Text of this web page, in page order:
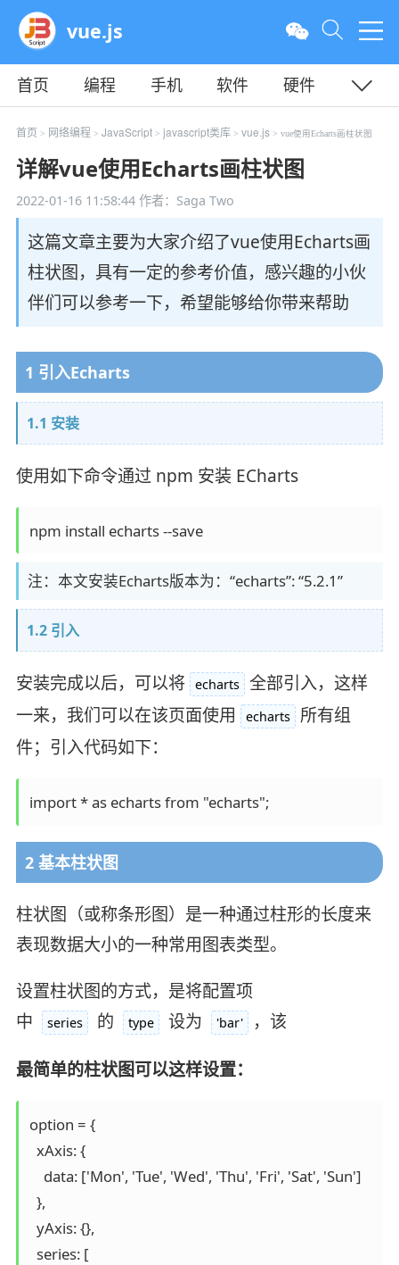
vue.js
首页 编程 手机 软件
硬件
教程
平面 服务器
首页 > 网络编程 > JavaScript> javascript类库> vue.js> vue使用Echarts画柱状图
详解vue使用Echarts画柱状图
2022-01-16 11:58:44作者：Saga Two
这篇文章主要为大家介绍了vue使用Echarts画
柱状图，具有一定的参考价值，感兴趣的小伙
伴们可以参考一下，希望能够给你带来帮助
1 引入Echarts
1.1 安装
使用如下命令通过 npm 安装 ECharts
npm install echarts --save
注：本文安装Echarts版本为：“echarts”: “5.2.1”
1.2 引入
安装完成以后，可以将 echarts 全部引入，这样
一来，我们可以在该页面使用
echarts 所有组
件；引入代码如下：
import * as echarts from "echarts";
2 基本柱状图
柱状图（或称条形图）是一种通过柱形的长度来
表现数据大小的一种常用图表类型。
设置柱状图的方式，是将配置项
中
series 的 type 设为 'bar' ，该
最简单的柱状图可以这样设置：
option = {
  xAxis: {
    data: ['Mon', 'Tue', 'Wed', 'Thu', 'Fri', 'Sat', 'Sun']
  },
  yAxis: {},
  series: [